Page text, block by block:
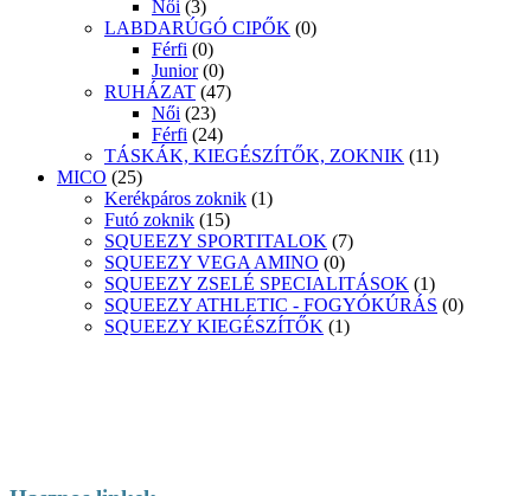
Női (3)
LABDARÚGÓ CIPŐK (0)
Férfi (0)
Junior (0)
RUHÁZAT (47)
Női (23)
Férfi (24)
TÁSKÁK, KIEGÉSZÍTŐK, ZOKNIK (11)
MICO (25)
Kerékpáros zoknik (1)
Futó zoknik (15)
SQUEEZY SPORTITALOK (7)
SQUEEZY VEGA AMINO (0)
SQUEEZY ZSELÉ SPECIALITÁSOK (1)
SQUEEZY ATHLETIC - FOGYÓKÚRÁS (0)
SQUEEZY KIEGÉSZÍTŐK (1)